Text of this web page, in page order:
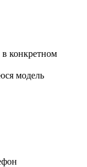
конкретном
модель